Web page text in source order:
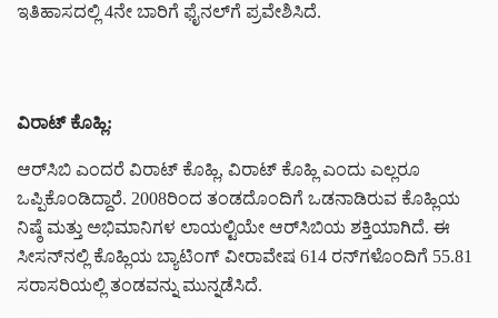
ಇತಿಹಾಸದಲ್ಲಿ 4ನೇ ಬಾರಿಗೆ ಫೈನಲ್‌ಗೆ ಪ್ರವೇಶಿಸಿದೆ.
ವಿರಾಟ್ ಕೊಹ್ಲಿ:
ಆರ್‌ಸಿಬಿ ಎಂದರೆ ವಿರಾಟ್ ಕೊಹ್ಲಿ, ವಿರಾಟ್ ಕೊಹ್ಲಿ ಎಂದು ಎಲ್ಲರೂ
ಒಪ್ಪಿಕೊಂಡಿದ್ದಾರೆ. 2008ರಿಂದ ತಂಡದೊಂದಿಗೆ ಒಡನಾಡಿರುವ ಕೊಹ್ಲಿಯ
ನಿಷ್ಠೆ ಮತ್ತು ಅಭಿಮಾನಿಗಳ ಲಾಯಲ್ಟಿಯೇ ಆರ್‌ಸಿಬಿಯ ಶಕ್ತಿಯಾಗಿದೆ. ಈ
ಸೀಸನ್‌ನಲ್ಲಿ ಕೊಹ್ಲಿಯ ಬ್ಯಾಟಿಂಗ್ ವೀರಾವೇಷ 614 ರನ್‌ಗಳೊಂದಿಗೆ 55.81
ಸರಾಸರಿಯಲ್ಲಿ ತಂಡವನ್ನು ಮುನ್ನಡೆಸಿದೆ.